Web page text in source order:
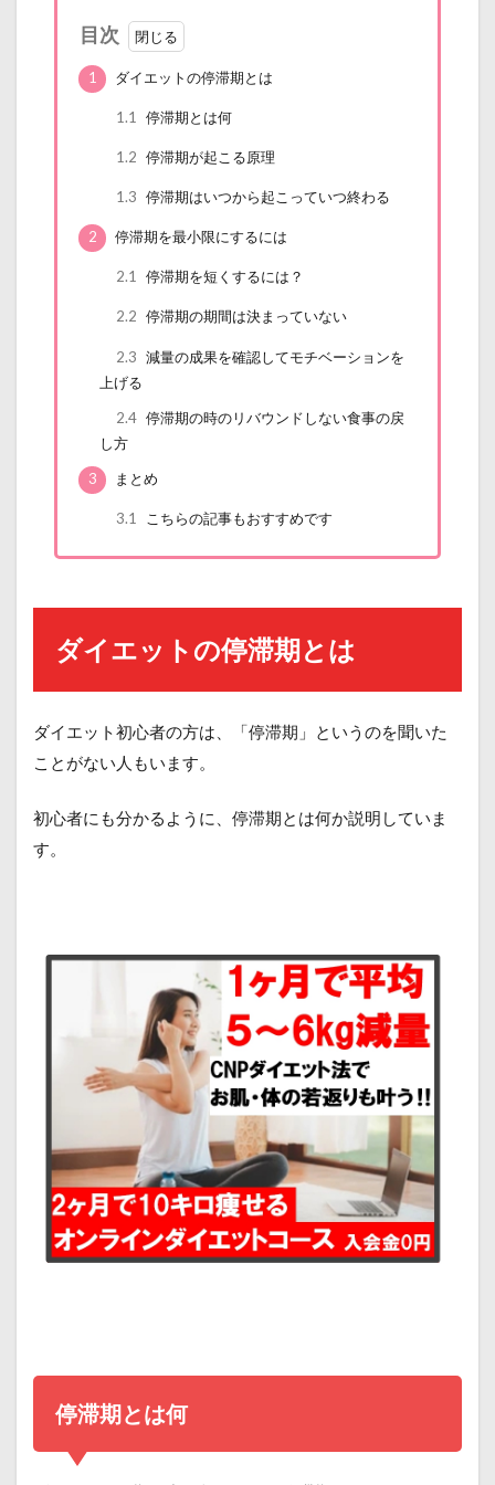
目次
1 ダイエットの停滞期とは
1.1 停滞期とは何
1.2 停滞期が起こる原理
1.3 停滞期はいつから起こっていつ終わる
2 停滞期を最小限にするには
2.1 停滞期を短くするには？
2.2 停滞期の期間は決まっていない
2.3 減量の成果を確認してモチベーションを
上げる
2.4 停滞期の時のリバウンドしない食事の戻
し方
3
まとめ
3.1 こちらの記事もおすすめです
ダイエットの停滞期とは
ダイエット初心者の方は、「停滞期」というのを聞いた
ことがない人もいます。
初心者にも分かるように、停滞期とは何か説明していま
す。
停滞期とは何